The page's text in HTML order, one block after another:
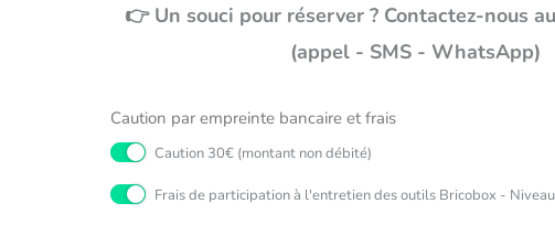
👉 Un souci pour réserver ? Contactez-nous
(appel - SMS - WhatsApp)
Caution par empreinte bancaire et frais
Caution 30€ (montant non débité)
Frais de participation à l'entretien des outils Bricobox -